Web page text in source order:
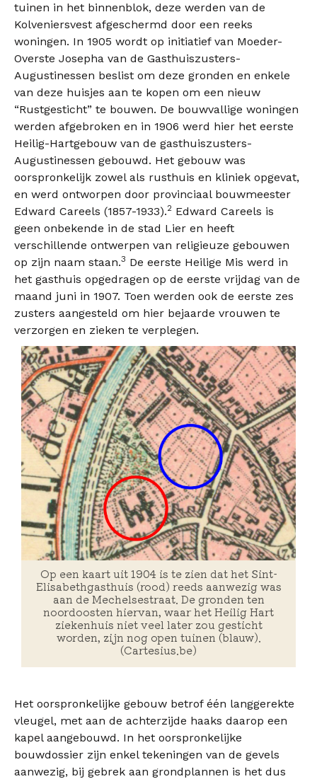
tuinen in het binnenblok, deze werden van de
Kolveniersvest afgeschermd door een reeks
woningen. In 1905 wordt op initiatief van Moeder-
Overste Josepha van de Gasthuiszusters-
Augustinessen beslist om deze gronden en enkele
van deze huisjes aan te kopen om een nieuw
“Rustgesticht” te bouwen. De bouwvallige woningen
werden afgebroken en in 1906 werd hier het eerste
Heilig-Hartgebouw van de gasthuiszusters-
Augustinessen gebouwd. Het gebouw was
oorspronkelijk zowel als rusthuis en kliniek opgevat,
en werd ontworpen door provinciaal bouwmeester
Edward Careels (1857-1933).2 Edward Careels is
geen onbekende in de stad Lier en heeft
verschillende ontwerpen van religieuze gebouwen
op zijn naam staan.3 De eerste Heilige Mis werd in
het gasthuis opgedragen op de eerste vrijdag van de
maand juni in 1907. Toen werden ook de eerste zes
zusters aangesteld om hier bejaarde vrouwen te
verzorgen en zieken te verplegen.
Op een kaart uit 1904 is te zien dat het Sint-
Elisabethgasthuis (rood) reeds aanwezig was
aan de Mechelsestraat. De gronden ten
noordoosten hiervan, waar het Heilig Hart
ziekenhuis niet veel later zou gesticht
worden, zijn nog open tuinen (blauw).
(Cartesius.be)
Het oorspronkelijke gebouw betrof één langgerekte
vleugel, met aan de achterzijde haaks daarop een
kapel aangebouwd. In het oorspronkelijke
bouwdossier zijn enkel tekeningen van de gevels
aanwezig, bij gebrek aan grondplannen is het dus